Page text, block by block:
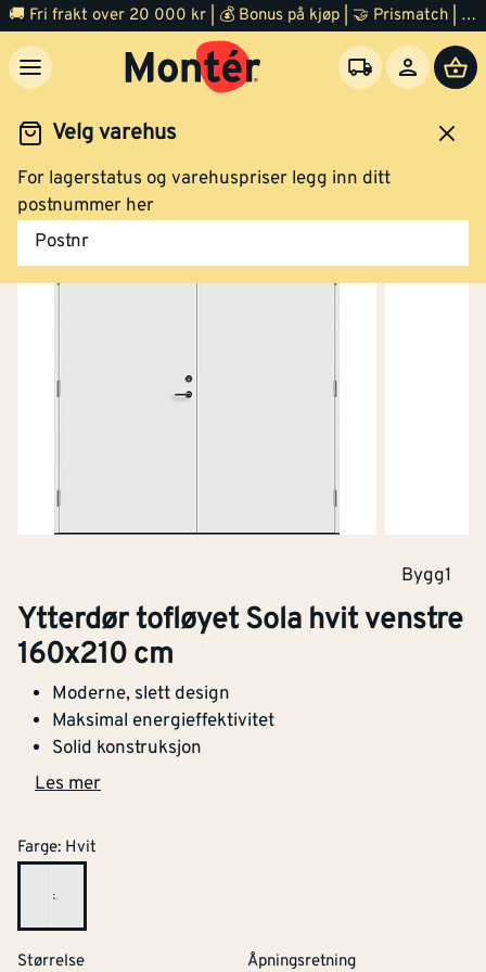
🚚 Fri frakt over 20 000 kr | 💰 Bonus på kjøp | 🤝 Prismatch | ⭐ 100% fornøyd garanti | 🏪 140 byggevarehus
Velg varehus
For lagerstatus og varehuspriser legg inn ditt
postnummer her
Postnr
Dør Ytterdør
Bygg1
Ytterdør tofløyet Sola hvit venstre
160x210 cm
Moderne, slett design
Maksimal energieffektivitet
Solid konstruksjon
Les mer
Farge: Hvit
Størrelse Åpningsretning